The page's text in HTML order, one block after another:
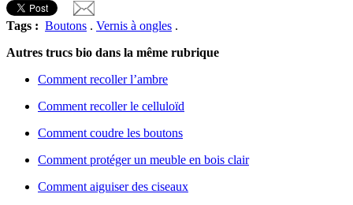
Tags : Boutons . Vernis à ongles .
Autres trucs bio dans la même rubrique
Comment recoller l’ambre
Comment recoller le celluloïd
Comment coudre les boutons
Comment protéger un meuble en bois clair
Comment aiguiser des ciseaux